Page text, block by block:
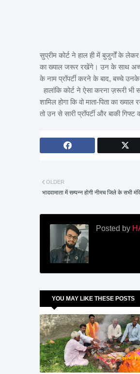
सुप्रीम कोर्ट ने हाल ही में बुजुर्गों के
का ख्याल जरूर रखेंगे। उन के साथ अच्छा
के नाम प्रॉपर्टी करने के बाद, बच्चे
हालांकि कोर्ट ने ऐसा करना ज़रूरी भी
शामिल होगा कि वो माता-पिता का
तो उन से सारी प्रॉपर्टी और बाकी
OLDER
भादवामाता में सम्पन्न होगी नीमच जिले के सभी
Posted by
YOU MAY LIKE THESE POSTS